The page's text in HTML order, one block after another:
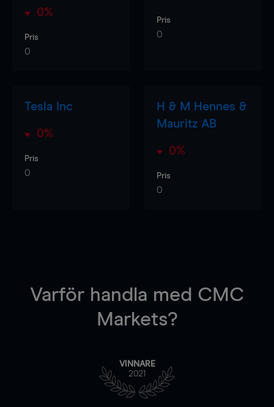
0%
Pris
0
Pris
0
Tesla Inc
0%
Pris
0
H & M Hennes &
Mauritz AB
0%
Pris
0
Varför handla med CMC
Markets?
VINNARE
2021